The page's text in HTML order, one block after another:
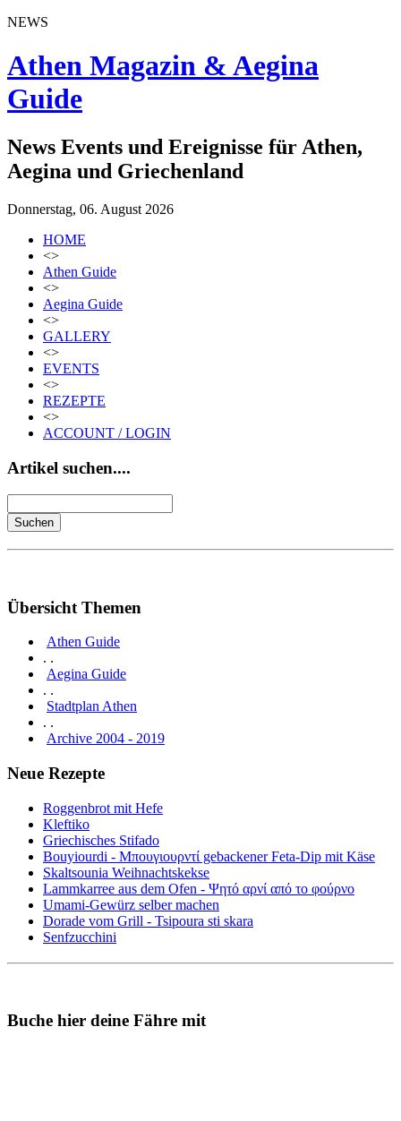
NEWS
Athen Magazin & Aegina
Guide
News Events und Ereignisse für Athen,
Aegina und Griechenland
Donnerstag, 06. August 2026
HOME
<>
Athen Guide
<>
Aegina Guide
<>
GALLERY
<>
EVENTS
<>
REZEPTE
<>
ACCOUNT / LOGIN
Artikel suchen....
Übersicht Themen
Athen Guide
. .
Aegina Guide
. .
Stadtplan Athen
. .
Archive 2004 - 2019
Neue Rezepte
Roggenbrot mit Hefe
Kleftiko
Griechisches Stifado
Bouyiourdi - Μπουγιουρντί gebackener Feta-Dip mit Käse
Skaltsounia Weihnachtskekse
Lammkarree aus dem Ofen - Ψητό αρνί από το φούρνο
Umami-Gewürz selber machen
Dorade vom Grill - Tsipoura sti skara
Senfzucchini
Buche hier deine Fähre mit